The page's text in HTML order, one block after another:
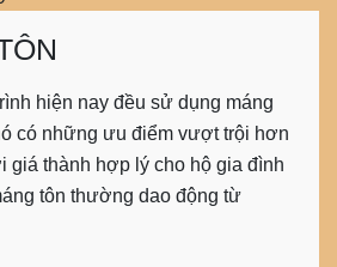
hiện nay đều sử dụng máng
có những ưu điểm vượt trội hơn
giá thành hợp lý cho hộ gia đình
tôn thường dao động từ